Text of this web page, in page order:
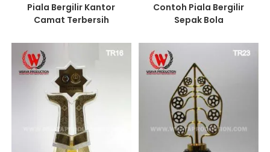
Piala Bergilir Kantor
Camat Terbersih
Contoh Piala Bergilir
Sepak Bola